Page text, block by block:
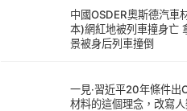
中國OSDER奧斯德汽車
本)網紅地被列車撞身亡
景被身后列車撞倒
一見·習近平20年條件出
材料的這個理念，改寫